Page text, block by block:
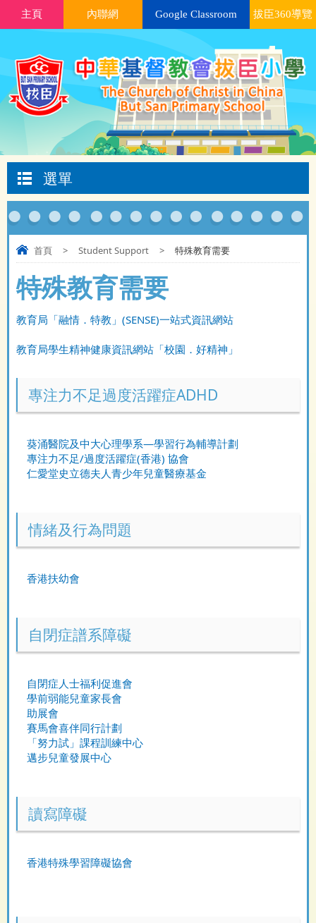
主頁 內聯網 Google Classroom 拔臣360導覽
選單
首頁 > Student Support > 特殊教育需要
特殊教育需要
教育局「融情．特教」(SENSE)一站式資訊網站
教育局學生精神健康資訊網站「校園．好精神」
專注力不足過度活躍症ADHD
葵涌醫院及中大心理學系—學習行為輔導計劃
專注力不足/過度活躍症(香港) 協會
仁愛堂史立德夫人青少年兒童醫療基金
情緒及行為問題
香港扶幼會
自閉症譜系障礙
自閉症人士福利促進會
學前弱能兒童家長會
助展會
賽馬會喜伴同行計劃
「努力試」課程訓練中心
邁步兒童發展中心
讀寫障礙
香港特殊學習障礙協會